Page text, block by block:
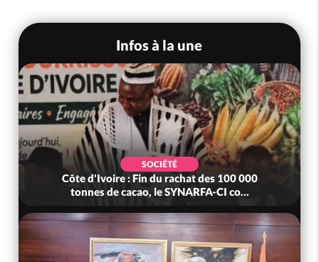
Infos à la une
des 100 000
CI co...
SOCIÉTÉ
Côte d'Ivoire : MIRAH, bras de
mutuelle, le SYNHA-